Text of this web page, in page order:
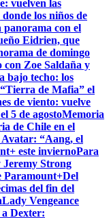
vuelven las
los niños de
panorama con el
Eidrien, que
de domingo
con Zoe Saldaña y
bajo techo: los
de Mafia” el
de viento: vuelve
5 de agostoMemoria
de Chile en el
“Aang, el
este inviernoPara
Jeremy Strong
Paramount+Del
del fin del
Lady Vengeance
Dexter: